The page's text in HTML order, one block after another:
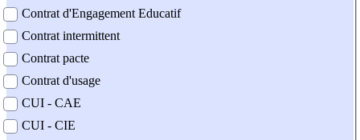
Contrat d'Engagement Educatif
Contrat intermittent
Contrat pacte
Contrat d'usage
CUI - CAE
CUI - CIE